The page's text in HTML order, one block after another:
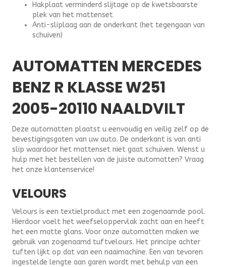
Hakplaat verminderd slijtage op de kwetsbaarste
plek van het mattenset
Anti-sliplaag aan de onderkant (het tegengaan van
schuiven)
AUTOMATTEN MERCEDES
BENZ R KLASSE W251
2005-20110 NAALDVILT
Deze automatten plaatst u eenvoudig en veilig zelf op de
bevestigingsgaten van uw auto. De onderkant is van anti
slip waardoor het mattenset niet gaat schuiven. Wenst u
hulp met het bestellen van de juiste automatten? Vraag
het onze klantenservice!
VELOURS
Velours is een textielproduct met een zogenaamde pool.
Hierdoor voelt het weefseloppervlak zacht aan en heeft
het een matte glans. Voor onze automatten maken we
gebruik van zogenaamd tuftvelours. Het principe achter
tuften lijkt op dat van een naaimachine. Een van tevoren
ingestelde lengte aan garen wordt met behulp van een